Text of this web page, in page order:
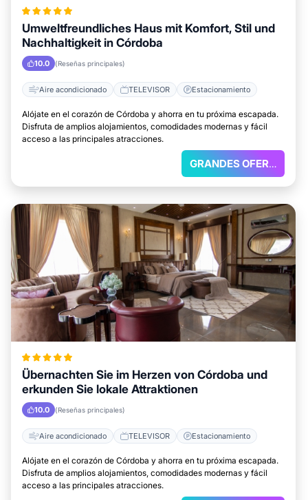
Umweltfreundliches Haus mit Komfort, Stil und
Nachhaltigkeit in Córdoba
10.0 (Reseñas principales)
Aire acondicionado TELEVISOR Estacionamiento
Alójate en el corazón de Córdoba y ahorra en tu próxima escapada.
Disfruta de amplios alojamientos, comodidades modernas y fácil
acceso a las principales atracciones.
GRANDES OFERTAS
Übernachten Sie im Herzen von Córdoba und
erkunden Sie lokale Attraktionen
10.0 (Reseñas principales)
Aire acondicionado TELEVISOR Estacionamiento
Alójate en el corazón de Córdoba y ahorra en tu próxima escapada.
Disfruta de amplios alojamientos, comodidades modernas y fácil
acceso a las principales atracciones.